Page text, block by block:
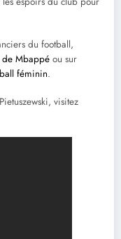
du football,
de Mbappé ou sur
féminin.
visitez